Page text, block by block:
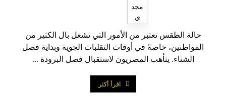
حالة الطقس تعتبر من الأمور التي تشغل بال الكثير من
المواطنين، خاصةً في أوقات التقلبات الجوية وبداية فصل
الشتاء. يتأهب المصريون لاستقبال فصل البرودة ...
اقرأ أكثر